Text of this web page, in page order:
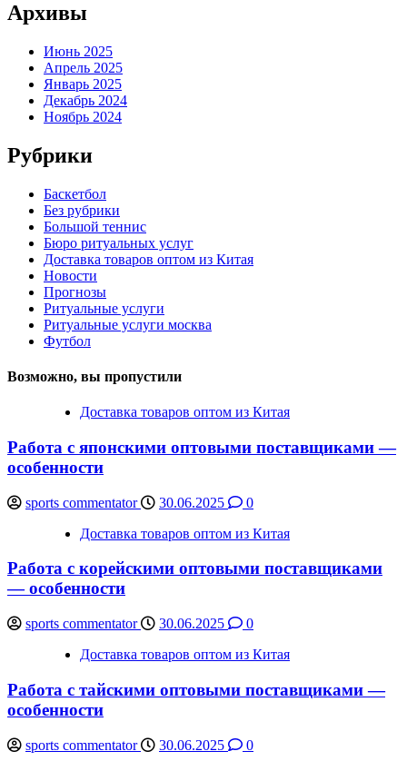
Архивы
Июнь 2025
Апрель 2025
Январь 2025
Декабрь 2024
Ноябрь 2024
Рубрики
Баскетбол
Без рубрики
Большой теннис
Бюро ритуальных услуг
Доставка товаров оптом из Китая
Новости
Прогнозы
Ритуальные услуги
Ритуальные услуги москва
Футбол
Возможно, вы пропустили
Доставка товаров оптом из Китая
Работа с японскими оптовыми поставщиками —
особенности
sports commentator 30.06.2025
0
Доставка товаров оптом из Китая
Работа с корейскими оптовыми поставщиками
— особенности
sports commentator 30.06.2025
0
Доставка товаров оптом из Китая
Работа с тайскими оптовыми поставщиками —
особенности
sports commentator 30.06.2025 0